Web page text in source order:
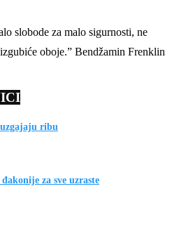
slobode za malo sigurnosti, ne
oboje.” Bendžamin Frenklin
ribu
za sve uzraste